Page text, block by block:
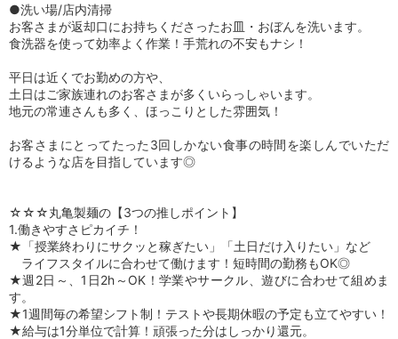
●洗い場/店内清掃
お客さまが返却口にお持ちくださったお皿・おぼんを洗います。
食洗器を使って効率よく作業！手荒れの不安もナシ！
平日は近くでお勤めの方や、
土日はご家族連れのお客さまが多くいらっしゃいます。
地元の常連さんも多く、ほっこりとした雰囲気！
お客さまにとってたった3回しかない食事の時間を楽しんでいただ
けるような店を目指しています◎
☆☆☆丸亀製麺の【3つの推しポイント】
1.働きやすさピカイチ！
★「授業終わりにサクッと稼ぎたい」「土日だけ入りたい」など
ライフスタイルに合わせて働けます！短時間の勤務もOK◎
★週2日～、1日2h～OK！学業やサークル、遊びに合わせて組めま
す。
★1週間毎の希望シフト制！テストや長期休暇の予定も立てやすい！
★給与は1分単位で計算！頑張った分はしっかり還元。